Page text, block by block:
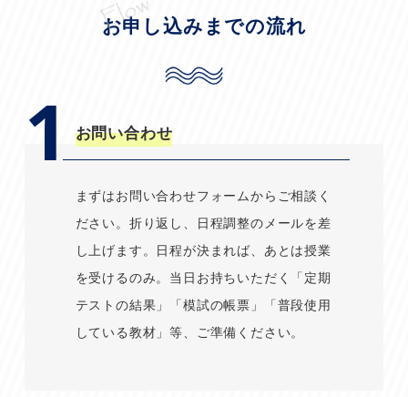
お申し込みまでの流れ
1 お問い合わせ
まずはお問い合わせフォームからご相談く
ださい。折り返し、日程調整のメールを差
し上げます。日程が決まれば、あとは授業
を受けるのみ。当日お持ちいただく「定期
テストの結果」「模試の帳票」「普段使用
している教材」等、ご準備ください。